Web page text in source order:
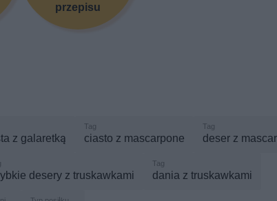
przepisu
z galaretką ciasto z mascarpone deser z
desery z truskawkami dania z truskawkami